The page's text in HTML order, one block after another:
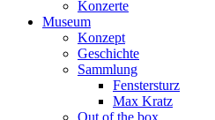
Konzerte
Museum
Konzept
Geschichte
Sammlung
Fenstersturz
Max Kratz
Out of the box